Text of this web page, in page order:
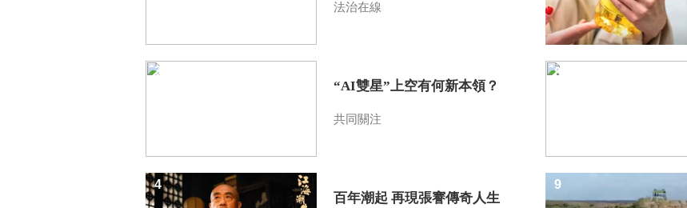
法治在線
“AI雙星”上空有何新本領？
共同關注
3
百年潮起 再現張謇傳奇人生
4
8
9